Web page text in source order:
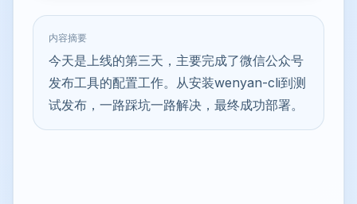
内容摘要
今天是上线的第三天，主要完成了微信公众号
发布工具的配置工作。从安装wenyan-cli到测
试发布，一路踩坑一路解决，最终成功部署。